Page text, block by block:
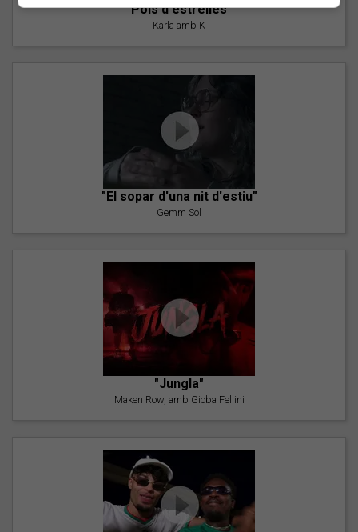
"Pols d'estrelles"
Karla amb K
"El sopar d'una nit d'estiu"
Gemm Sol
"Jungla"
Maken Row, amb Gioba Fellini